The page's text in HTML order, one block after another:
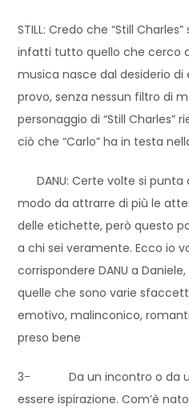
STILL: Credo che “Still
infatti tutto quello che cerco
musica nasce dal desiderio
provo, senza nessun filtro di
personaggio di “Still
ciò che “Carlo” ha in testa
DANU: Certe volte si punta
modo da attrarre di più le
delle etichette, però questo
a chi sei veramente. Ecco io
corrispondere DANU a
quelle che sono varie
emotivo, malinconico,
preso bene
3- Da un incontro o da
essere ispirazione. Com’è